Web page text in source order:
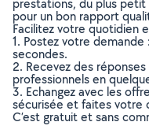
prestations, du plus petit
pour un bon rapport
Facilitez votre quotidien
1. Postez votre
secondes.
2. Recevez des
professionnels en
3. Echangez avec les
sécurisée et faites votre
C’est gratuit et sans